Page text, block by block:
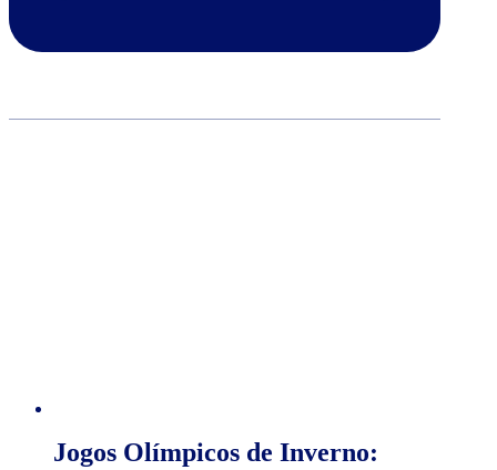
Jogos Olímpicos de Inverno: